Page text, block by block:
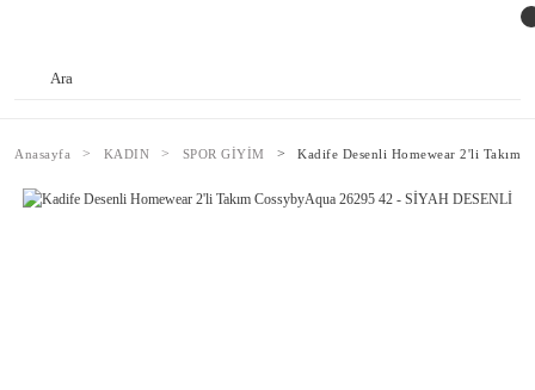
Anasayfa KADIN SPOR GİYİM Kadife Desenli Homewear 2'li Takım